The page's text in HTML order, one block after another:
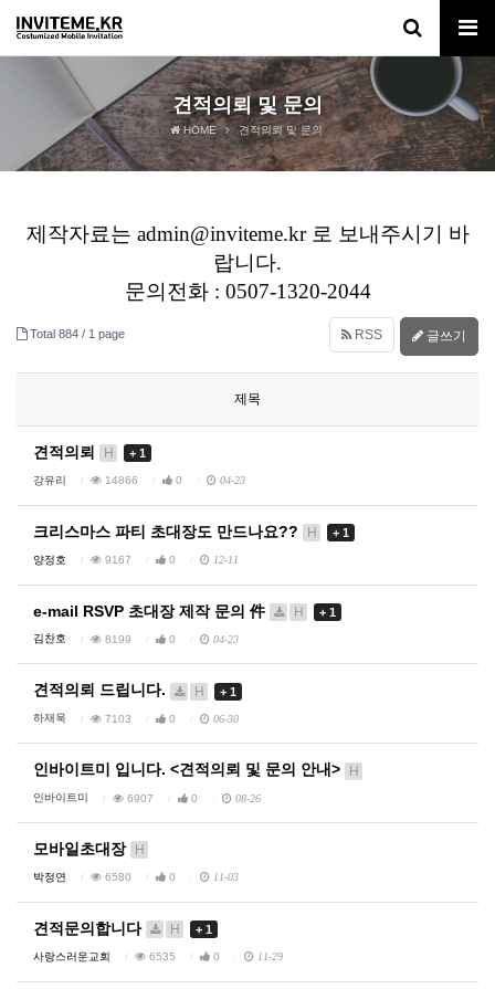
견적의뢰 및 문의
HOME 견적의뢰 및 문의
제작자료는 admin@inviteme.kr 로 보내주시기 바
랍니다.
문의전화 : 0507-1320-2044
Total 884 / 1 page RSS 글쓰기
제목
견적의뢰 H + 1
강유리 14866 0 04-23
크리스마스 파티 초대장도 만드나요?? H + 1
양정호 9167 0 12-11
e-mail RSVP 초대장 제작 문의 件 H + 1
김찬호 8199 0 04-23
견적의뢰 드립니다. H + 1
하재욱 7103 0 06-30
인바이트미 입니다. <견적의뢰 및 문의 안내> H
인바이트미 6907 0 08-26
모바일초대장 H
박정연 6580 0 11-03
견적문의합니다 H + 1
사랑스러운교회 6535 0 11-29